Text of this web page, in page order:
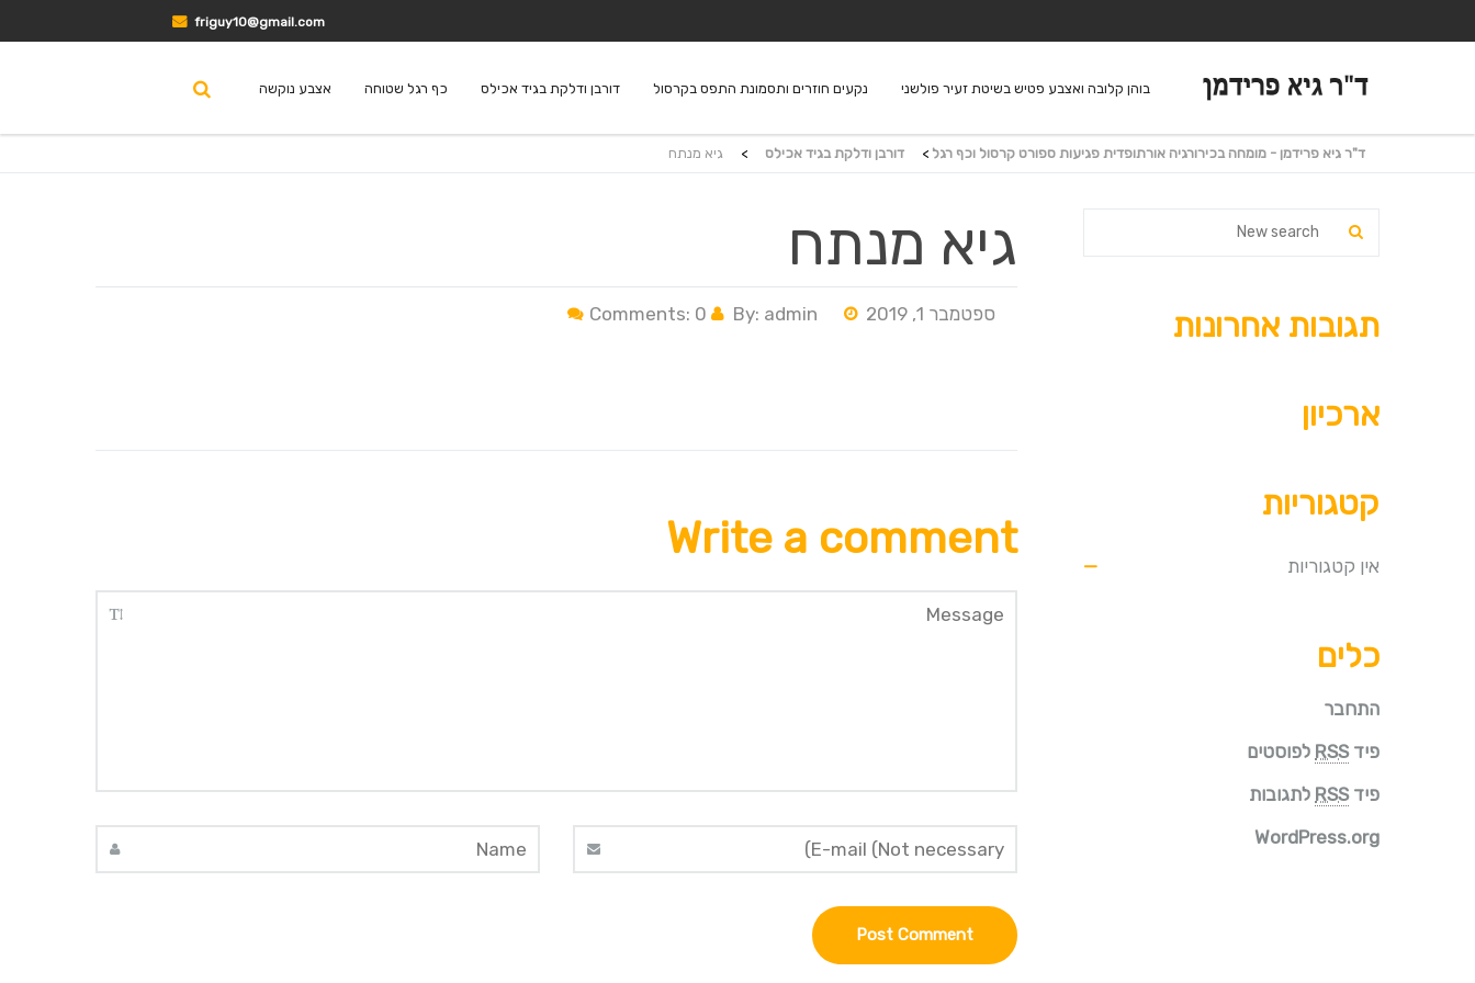
friguy10@gmail.com
בוהן קלובה ואצבע פטיש בשיטת זעיר פולשני נקעים חוזרים ותסמונת התפס בקרסול דורבן ודלקת בגיד אכילס כף רגל שטוחה אצבע נוקשה
ד"ר גיא פרידמן - מומחה בכירורגיה אורתופדית פגיעות ספורט קרסול וכף רגל > דורבן ודלקת בגיד אכילס > גיא מנתח
גיא מנתח
ספטמבר 1, 2019 By: admin
Comments: 0
Write a comment
תגובות אחרונות
ארכיון
קטגוריות
אין קטגוריות
כלים
התחבר
פידRSS לפוסטים
פידRSS לתגובות
WordPress.org